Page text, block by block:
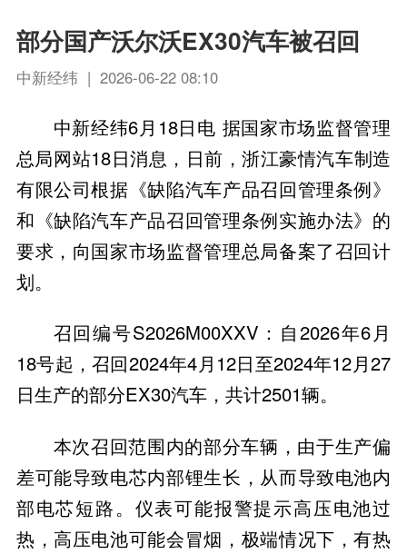
部分国产沃尔沃EX30汽车被召回
中新经纬 | 2026-06-22 08:10
中新经纬6月18日电 据国家市场监督管理
总局网站18日消息，日前，浙江豪情汽车制造
有限公司根据《缺陷汽车产品召回管理条例》
和《缺陷汽车产品召回管理条例实施办法》的
要求，向国家市场监督管理总局备案了召回计
划。
召回编号S2026M00XXV：自2026年6月
18号起，召回2024年4月12日至2024年12月27
日生产的部分EX30汽车，共计2501辆。
本次召回范围内的部分车辆，由于生产偏
差可能导致电芯内部锂生长，从而导致电池内
部电芯短路。仪表可能报警提示高压电池过
热，高压电池可能会冒烟，极端情况下，有热